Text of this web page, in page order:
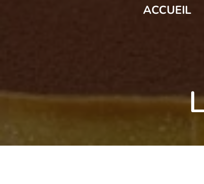
ACCUEIL